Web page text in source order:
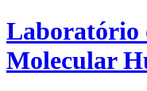
Laboratório
Molecular